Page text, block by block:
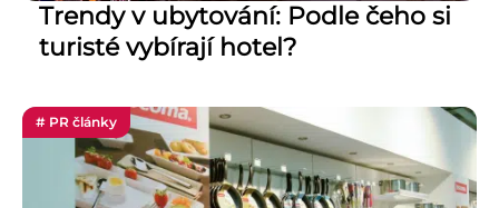
Trendy v ubytování: Podle čeho si
turisté vybírají hotel?
# PR články